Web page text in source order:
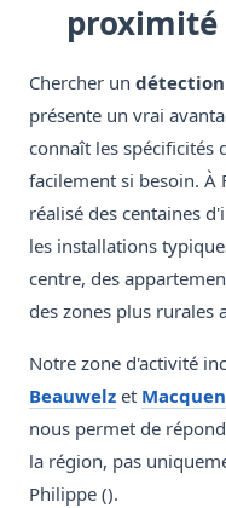
proximité
Chercher un
présente un vrai
connaît les spécificités
facilement si besoin. À
réalisé des centaines
les installations
centre, des
des zones plus rurales
Notre zone d'activité
Beauwelz et
nous permet de
la région, pas
Philippe ().